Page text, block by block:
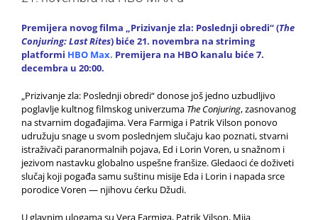
Premijera novog filma „Prizivanje zla: Poslednji obredi“ (The
Conjuring: Last Rites) biće 21. novembra na striming
platformi HBO Max. Premijera na HBO kanalu biće 7.
decembra u 20:00.
„Prizivanje zla: Poslednji obredi“ donose još jedno uzbudljivo
poglavlje kultnog filmskog univerzuma The Conjuring, zasnovanog
na stvarnim događajima. Vera Farmiga i Patrik Vilson ponovo
udružuju snage u svom poslednjem slučaju kao poznati, stvarni
istraživači paranormalnih pojava, Ed i Lorin Voren, u snažnom i
jezivom nastavku globalno uspešne franšize. Gledaoci će doživeti
slučaj koji pogađa samu suštinu misije Eda i Lorin i napada srce
porodice Voren — njihovu ćerku Džudi.
U glavnim ulogama su Vera Farmiga, Patrik Vilson, Mija